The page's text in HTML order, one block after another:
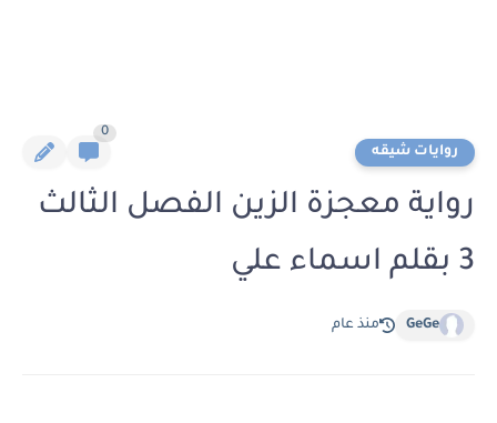
روايات شيقه
0
رواية معجزة الزين الفصل الثالث
3 بقلم اسماء علي
GeGe منذ عام